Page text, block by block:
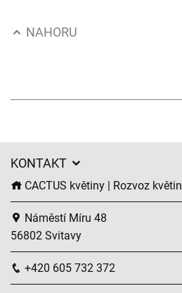
NAHORU
KONTAKT
CACTUS květiny | Rozvoz květin
Náměstí Míru 48
56802 Svitavy
+420 605 732 372